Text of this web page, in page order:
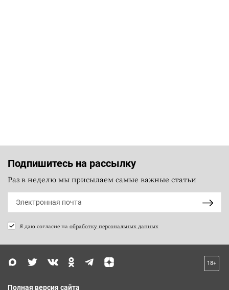
Подпишитесь на рассылку
Раз в неделю мы присылаем самые важные статьи
Я даю согласие на обработку персональных данных
18+
Полная версия сайта